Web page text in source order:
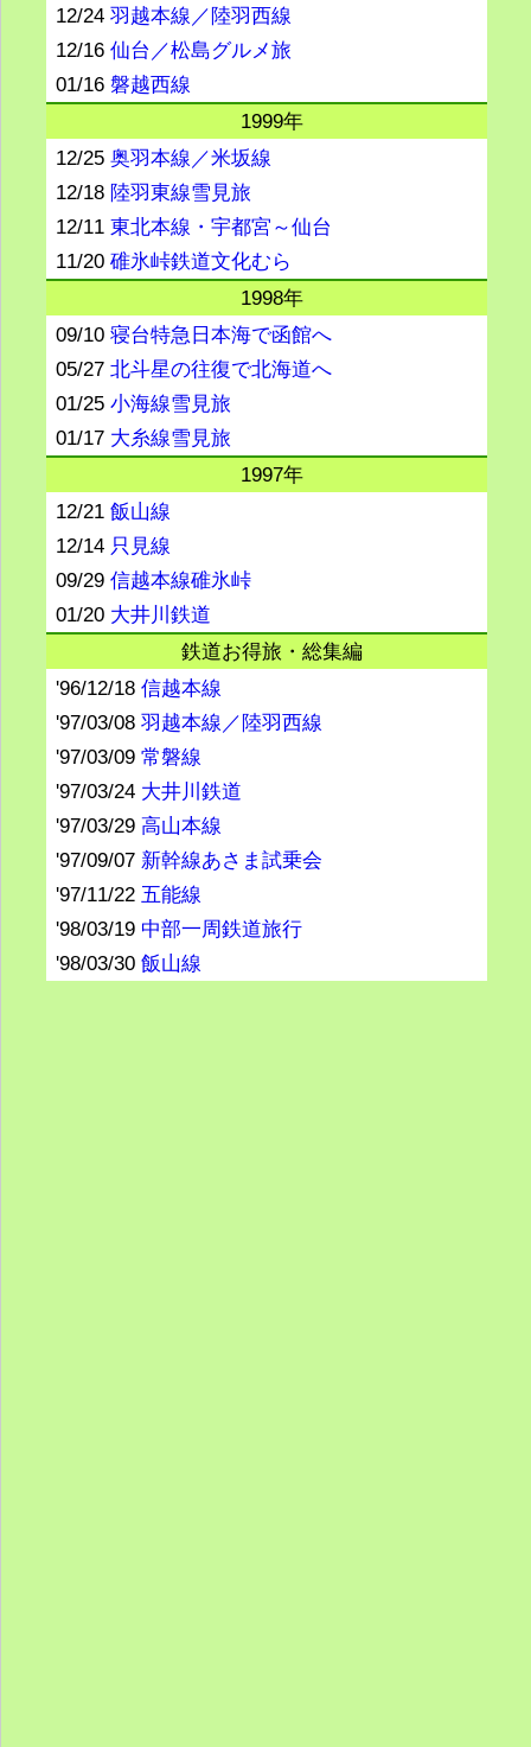
12/24羽越本線／陸羽西線
12/16仙台／松島グルメ旅
01/16磐越西線
1999年
12/25奥羽本線／米坂線
12/18 陸羽東線雪見旅
12/11東北本線・宇都宮～仙台
11/20碓氷峠鉄道文化むら
1998年
09/10寝台特急日本海で函館へ
05/27北斗星の往復で北海道へ
01/25小海線雪見旅
01/17 大糸線雪見旅
1997年
12/21飯山線
12/14 只見線
09/29信越本線碓氷峠
01/20 大井川鉄道
鉄道お得旅・総集編
'96/12/18信越本線
'97/03/08羽越本線／陸羽西線
'97/03/09常磐線
'97/03/24 大井川鉄道
'97/03/29高山本線
'97/09/07 新幹線あさま試乗会
'97/11/22五能線
'98/03/19 中部一周鉄道旅行
'98/03/30飯山線